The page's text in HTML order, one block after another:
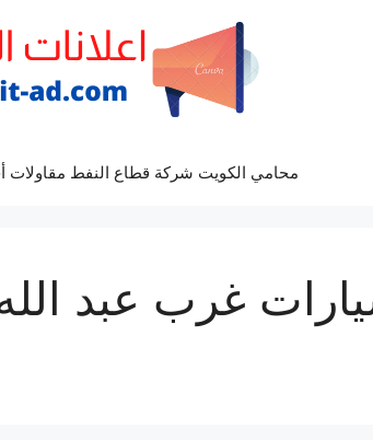
محامي الكويت شركة قطاع النفط
غرب عبد